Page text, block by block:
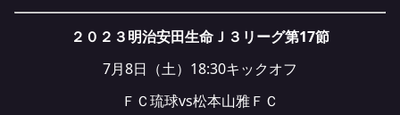
２０２３明治安田生命Ｊ３リーグ第17節
7月8日（土）18:30キックオフ
ＦＣ琉球vs松本山雅ＦＣ